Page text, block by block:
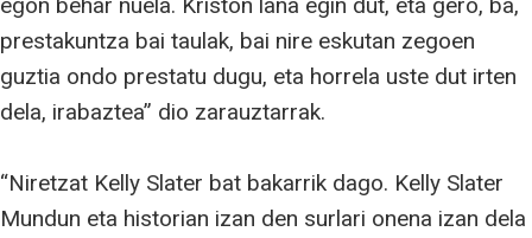
prestakuntza bai taulak, bai nire eskutan zegoen
guztia ondo prestatu dugu, eta horrela uste dut irten
dela, irabaztea” dio zarauztarrak.
“Niretzat Kelly Slater bat bakarrik dago. Kelly Slater
Mundun eta historian izan den surlari onena izan dela